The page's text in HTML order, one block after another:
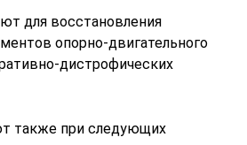
для восстановления
опорно-двигательного
дистрофических
также при следующих